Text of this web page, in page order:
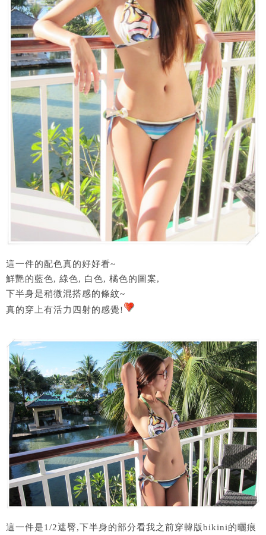
這一件的配色真的好好看~
鮮艷的藍色, 綠色, 白色, 橘色的圖案,
下半身是稍微混搭感的條紋~
真的穿上有活力四射的感覺!
這一件是1/2遮臀,下半身的部分看我之前穿韓版bikini的曬痕